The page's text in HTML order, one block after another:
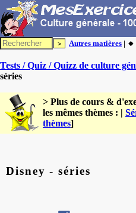
Autres matières | 🔸
Tests / Quiz / Quizz de culture
séries
> Plus de cours &
les mêmes thèmes : |
thèmes]
Disney - séries